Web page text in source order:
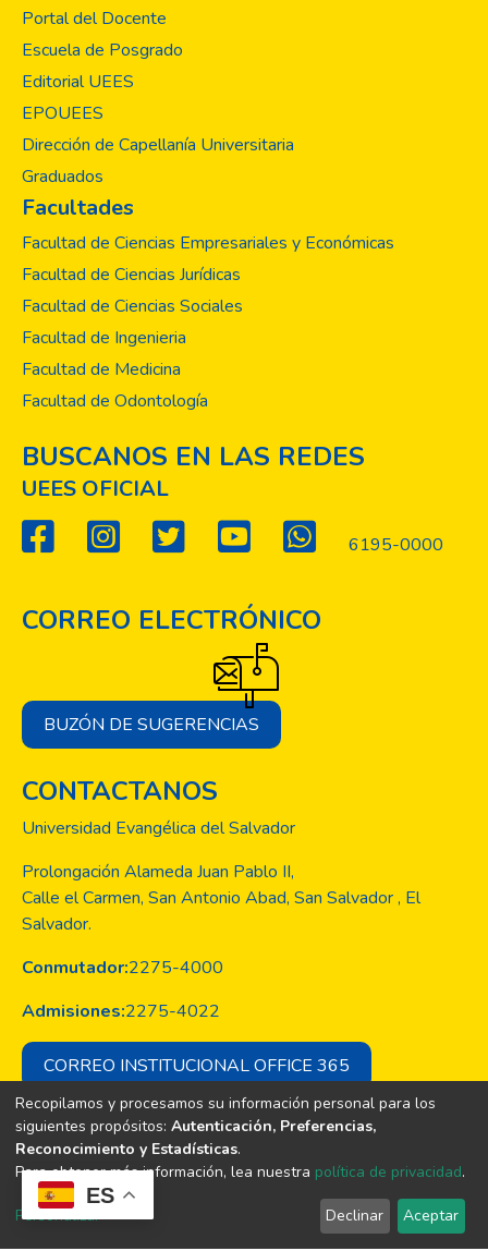
ES
Portal del Docente
Escuela de Posgrado
Editorial UEES
EPOUEES
Dirección de Capellanía Universitaria
Graduados
Facultades
Facultad de Ciencias Empresariales y Económicas
Facultad de Ciencias Jurídicas
Facultad de Ciencias Sociales
Facultad de Ingenieria
Facultad de Medicina
Facultad de Odontología
BUSCANOS EN LAS REDES
UEES OFICIAL
6195-0000
CORREO ELECTRÓNICO
BUZÓN DE SUGERENCIAS
CONTACTANOS
Universidad Evangélica del Salvador
Prolongación Alameda Juan Pablo II,
Calle el Carmen, San Antonio Abad, San Salvador , El
Salvador.
Conmutador:2275-4000
Admisiones:2275-4022
CORREO INSTITUCIONAL OFFICE 365
Copyright © Todos los derechos son
de la Universidad Evangélica de El
Recopilamos y procesamos su información personal para los
siguientes propósitos: Autenticación, Preferencias,
Reconocimiento y Estadísticas.
Para obtener más información, lea nuestra política de privacidad.
Personalizar Declinar Aceptar